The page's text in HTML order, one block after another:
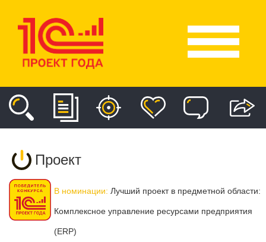
Проект
В номинации: Лучший проект в предметной области:
Комплексное управление ресурсами предприятия
(ERP)